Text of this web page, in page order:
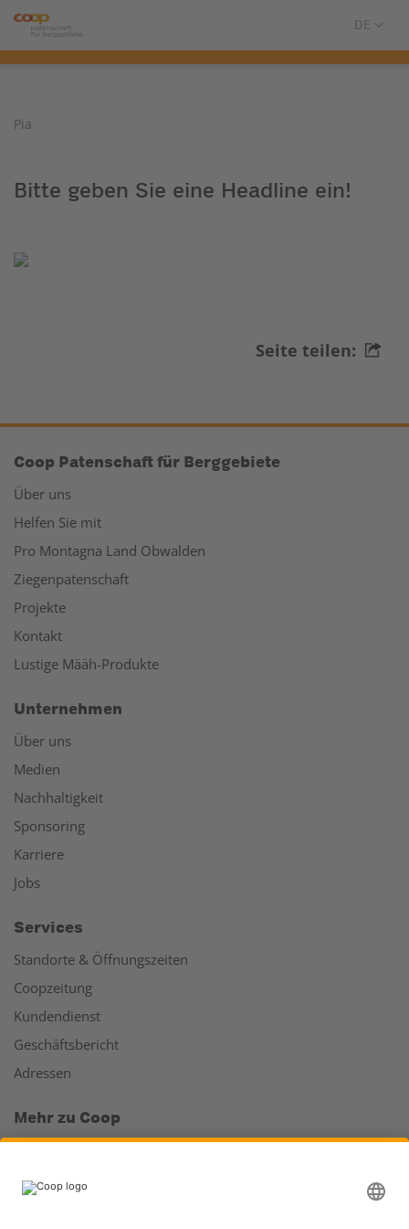
Pia
Bitte geben Sie eine Headline ein!
Seite teilen:
Coop Patenschaft für Berggebiete
Über uns
Helfen Sie mit
Pro Montagna Land Obwalden
Ziegenpatenschaft
Projekte
Kontakt
Lustige Määh-Produkte
Unternehmen
Über uns
Medien
Nachhaltigkeit
Sponsoring
Karriere
Jobs
Services
Standorte & Öffnungszeiten
Coopzeitung
Kundendienst
Geschäftsbericht
Adressen
Mehr zu Coop
Läden & Services